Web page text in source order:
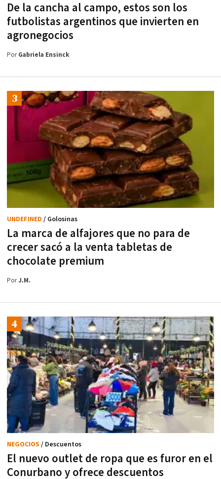
De la cancha al campo, estos son los
futbolistas argentinos que invierten en
agronegocios
PorGabriela Ensinck
La marca de alfajores que no para de
crecer sacó a la venta tabletas de
chocolate premium
UNDEFINED / Golosinas
PorJ.M.
El nuevo outlet de ropa que es furor en el
Conurbano y ofrece descuentos
NEGOCIOS / Descuentos